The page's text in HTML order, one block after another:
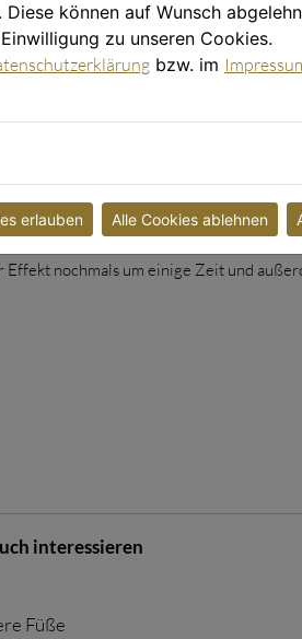
jünger aus“. Der Erfolg ist also
jeder, aber erst das Zusammenspiel von
zum optimalen Resultat.
Salontüre reingehe, und hält dann
machen, obwohl ich grundsätzlich ja keine
bekomme ich es selbst niemals hin. Die
nochmals um einige Zeit und
interessieren
Füße
können auf Wunsch
zu unseren Cookies.
bzw. im
erlauben Alle Cookies ablehnen